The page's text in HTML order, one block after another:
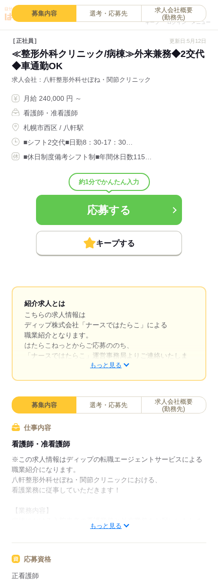
キープ
0
ログイン メニュー
募集内容 選考・応募先
求人会社概要
(勤務先)
正社員 更新日:5月12日
≪整形外科クリニック/病棟≫外来兼務◆2交代
◆車通勤OK
求人会社 八軒整形外科せぼね・関節クリニック
月給 240,000 円 ～
看護師・准看護師
札幌市西区 / 八軒駅
■シフト2交代■日勤8：30-17：30…
■休日制度備考シフト制■年間休日数115…
約1分でかんたん入力
応募する
キープする
紹介求人とは
こちらの求人情報は
ディップ株式会社「ナースではたらこ」による
職業紹介となります。
はたらこねっとからご応募ののち、
「ナースではたらこ」運営事務局よりご連絡いたしま
求職中の看護師さんの転職を専任の
キャリアアドバイザーが入職まで無料でサポートいた
日本最大級の求人情報の中からぴったりな求人をご紹
介。
履歴書作成のアドバイスや面接日の調整だけでなく、
お給料、お休み、入職時期の交渉もサポートします。
費用は一切かかりません。
もっと見る
募集内容 選考・応募先
求人会社概要
(勤務先)
仕事内容
看護師・准看護師
※この求人情報はディップの転職エージェントサービスによる
職業紹介になります。
八軒整形外科せぼね・関節クリニックにおける、
看護業務に従事していただきます！
【業務内容】
・外来における診療、検査の介助
・医師の指示による看護管理業務
・看護計画の作成 など
もっと見る
応募資格
正看護師